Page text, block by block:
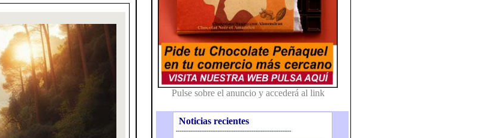
Noticias recientes
-----------------------------------------------------------------